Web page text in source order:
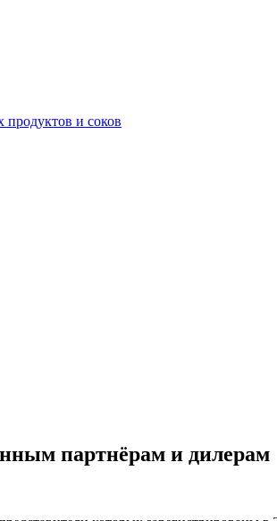
продуктов и соков
партнёрам и дилерам